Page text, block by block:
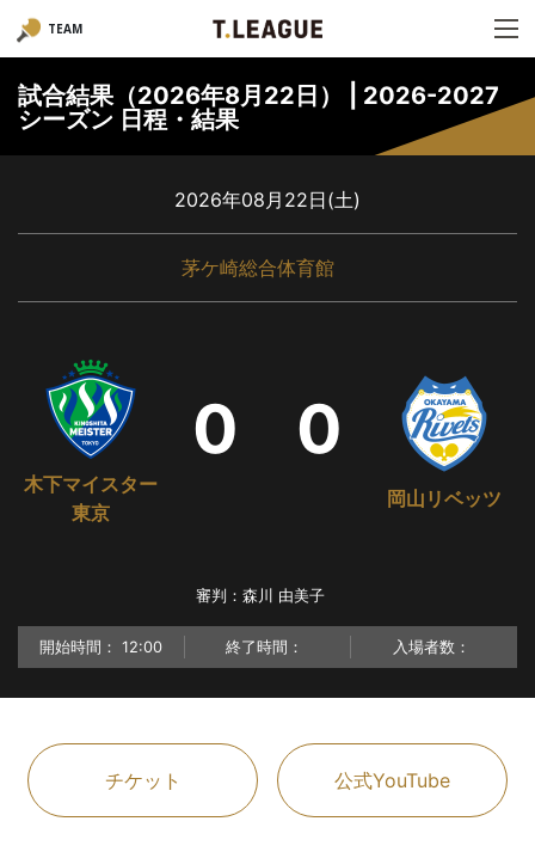
TEAM
試合結果（2026年8月22日） | 2026-2027
シーズン 日程・結果
2026年08月22日(土)
茅ケ崎総合体育館
木下マイスター
東京
0
岡山リベッツ
0
審判：森川 由美子
開始時間： 12:00 終了時間： 入場者数：
チケット 公式YouTube